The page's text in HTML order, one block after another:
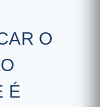
O
É